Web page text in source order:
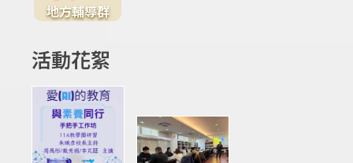
地方輔導群
活動花絮